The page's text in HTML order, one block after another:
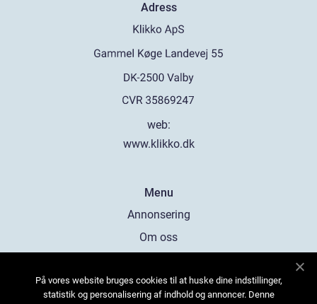
Adress
web:
www.klikko.dk
Menu
Annonsering
Om oss
Kontakta oss
På vores website bruges cookies til at huske dine indstillinger,
statistik og personalisering af indhold og annoncer. Denne